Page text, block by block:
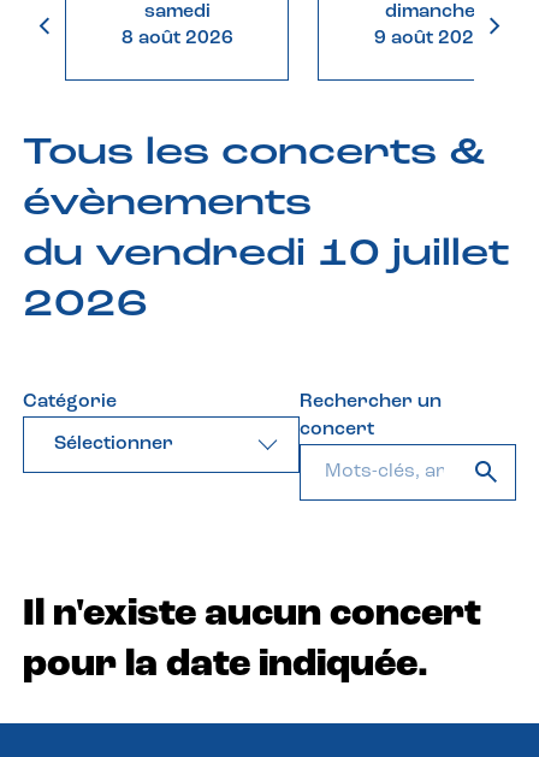
samedi
8 août 2026
dimanche
9 août 2026
Tous les concerts &
évènements
du vendredi 10 juillet
2026
Catégorie
Sélectionner
Rechercher un
concert
Il n'existe aucun concert
pour la date indiquée.